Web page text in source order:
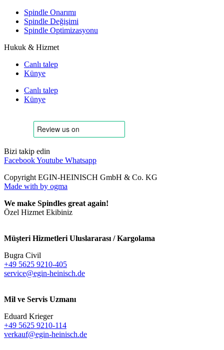
Spindle Onarımı
Spindle Değişimi
Spindle Optimizasyonu
Hukuk & Hizmet
Canlı talep
Künye
Canlı talep
Künye
Bizi takip edin
FacebookYoutube Whatsapp
Copyright EGIN-HEINISCH GmbH & Co. KG
Made with by ogma
We make Spindles great again!
Özel Hizmet Ekibiniz
Müşteri Hizmetleri Uluslararası / Kargolama
Bugra Civil
+49 5625 9210-405
service@egin-heinisch.de
Mil ve Servis Uzmanı
Eduard Krieger
+49 5625 9210-114
verkauf@egin-heinisch.de